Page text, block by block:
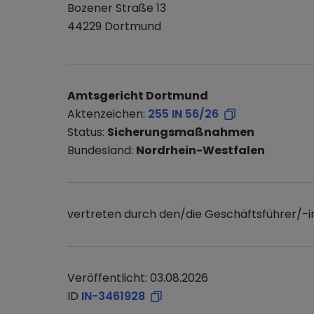
Bozener Straße 13
44229 Dortmund
Amtsgericht Dortmund
Aktenzeichen: 255 IN 56/26
Status: Sicherungsmaßnahmen
Bundesland: Nordrhein-Westfalen
vertreten durch den/die Geschäftsführer/-
Veröffentlicht: 03.08.2026
ID IN-3461928